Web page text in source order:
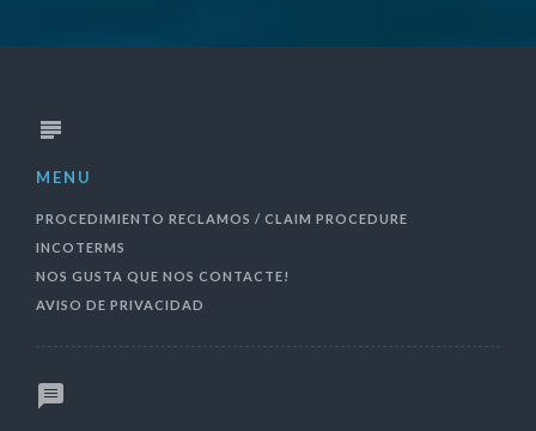
MENU
PROCEDIMIENTO RECLAMOS / CLAIM PROCEDURE
INCOTERMS
NOS GUSTA QUE NOS CONTACTE!
AVISO DE PRIVACIDAD